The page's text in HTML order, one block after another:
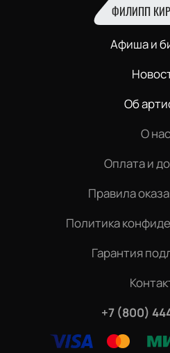
ФИЛИПП
Афиша и
Об
О нас
Оплата и
Правила
Политика
Гарантия
+7 (800)